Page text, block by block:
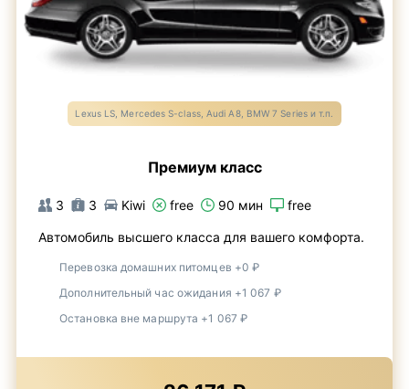
Lexus LS, Mercedes S-class, Audi A8, BMW 7 Series и т.п.
Премиум класс
3 3 Kiwi free 90 мин free
Автомобиль высшего класса для вашего комфорта.
Перевозка домашних питомцев +0 ₽
Дополнительный час ожидания +1 067 ₽
Остановка вне маршрута +1 067 ₽